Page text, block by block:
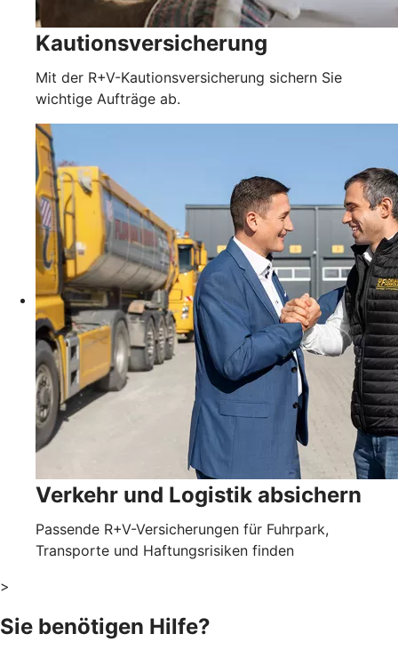
Kautionsversicherung
Mit der R+V-Kautionsversicherung sichern Sie
wichtige Aufträge ab.
Verkehr und Logistik absichern
Passende R+V-Versicherungen für Fuhrpark,
Transporte und Haftungsrisiken finden
>
Sie benötigen Hilfe?